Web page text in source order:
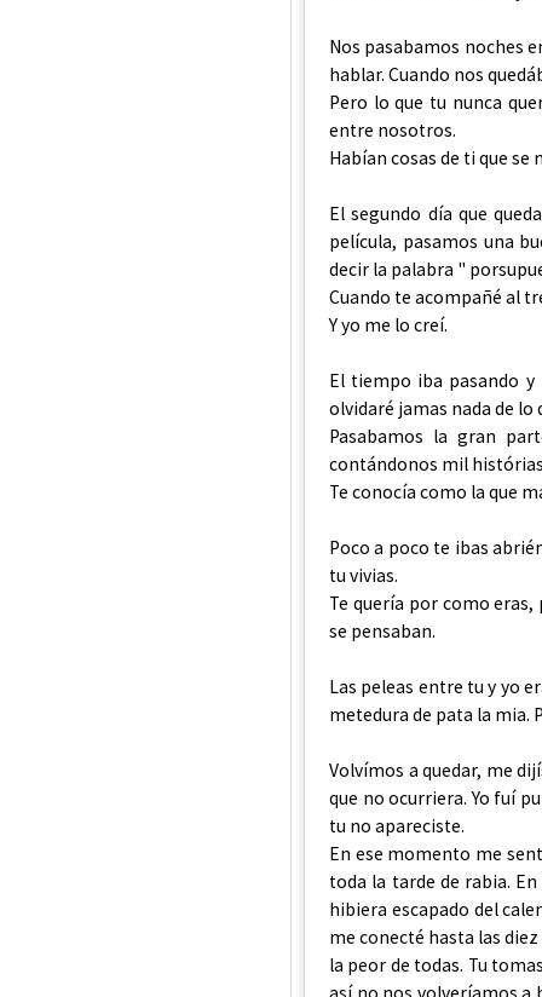
Nos pasabamos noches
hablar. Cuando nos
Pero lo que tu nunca
entre nosotros.
Habían cosas de ti que
El segundo día que
película, pasamos una
decir la palabra "
Cuando te acompañé al
Y yo me lo creí.
El tiempo iba pasando
olvidaré jamas nada de lo
Pasabamos la gran
contándonos mil
Te conocía como la que
Poco a poco te ibas
tu vivias.
Te quería por como
se pensaban.
Las peleas entre tu y yo
metedura de pata la mia.
Volvímos a quedar, me
que no ocurriera. Yo fuí
tu no apareciste.
En ese momento me
toda la tarde de rabia.
hibiera escapado del
me conecté hasta las
la peor de todas. Tu